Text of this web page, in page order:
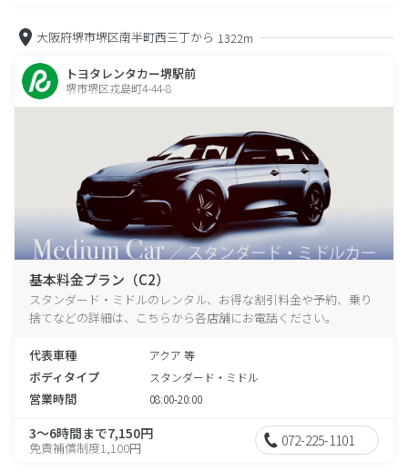
大阪府堺市堺区南半町西三丁から 1322m
トヨタレンタカー堺駅前
堺市堺区戎島町4-44-8
基本料金プラン（C2）
スタンダード・ミドルのレンタル、お得な割引料金や予約、乗り
捨てなどの詳細は、こちらから各店舗にお電話ください。
代表車種 アクア 等
ボディタイプ スタンダード・ミドル
営業時間 08:00-20:00
3～6時間まで7,150円
免責補償制度1,100円 072-225-1101